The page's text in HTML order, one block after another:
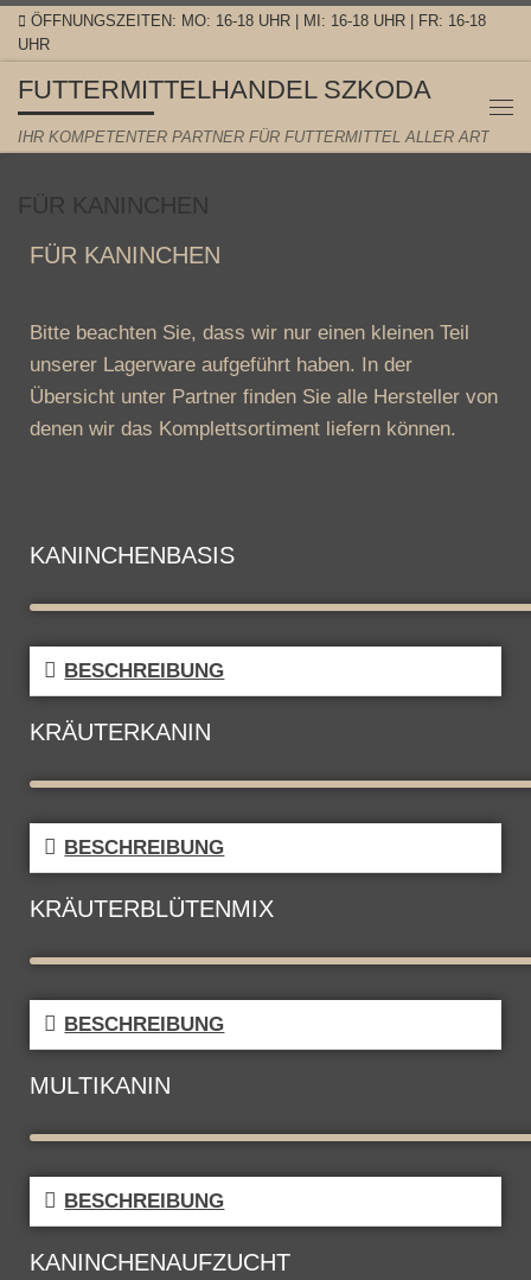
Zum Inhalt springen
ÖFFNUNGSZEITEN: MO: 16-18 UHR | MI: 16-18 UHR | FR: 16-18
UHR
FUTTERMITTELHANDEL SZKODA
IHR KOMPETENTER PARTNER FÜR FUTTERMITTEL ALLER ART
FÜR KANINCHEN
FÜR KANINCHEN
Bitte beachten Sie, dass wir nur einen kleinen Teil
unserer Lagerware aufgeführt haben. In der
Übersicht unter Partner finden Sie alle Hersteller von
denen wir das Komplettsortiment liefern können.
KANINCHENBASIS
BESCHREIBUNG
KRÄUTERKANIN
BESCHREIBUNG
KRÄUTERBLÜTENMIX
BESCHREIBUNG
MULTIKANIN
BESCHREIBUNG
KANINCHENAUFZUCHT